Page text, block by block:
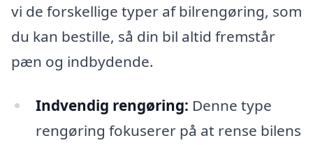
vi de forskellige typer af bilrengøring, som
du kan bestille, så din bil altid fremstår
pæn og indbydende.
Indvendig rengøring: Denne type
rengøring fokuserer på at rense bilens